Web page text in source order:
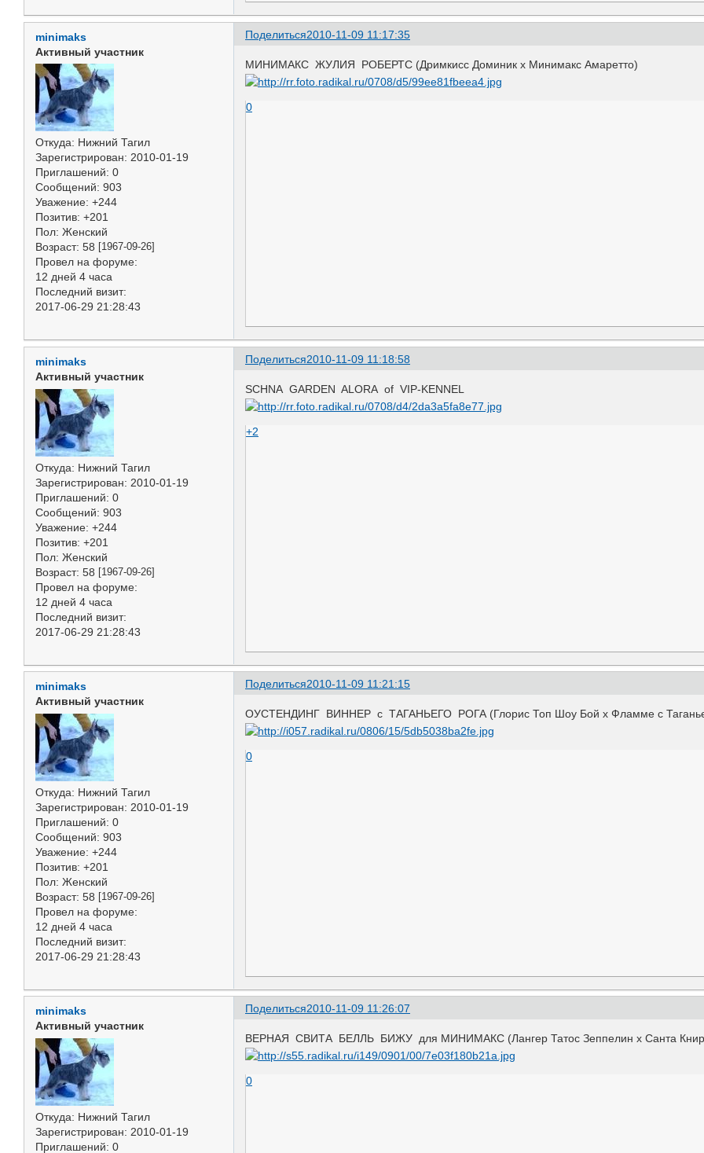
Поделиться2010-11-09 11:17:35
minimaks
Активный участник
Откуда: Нижний Тагил
Зарегистрирован: 2010-01-19
Приглашений: 0
Сообщений: 903
Уважение: +244
Позитив: +201
Пол: Женский
Возраст: 58 [1967-09-26]
Провел на форуме:
12 дней 4 часа
Последний визит:
2017-06-29 21:28:43
МИНИМАКС ЖУЛИЯ РОБЕРТС (Дримкисс Доминик х Минимакс Амаретто)
0
Поделиться2010-11-09 11:18:58
minimaks
Активный участник
Откуда: Нижний Тагил
Зарегистрирован: 2010-01-19
Приглашений: 0
Сообщений: 903
Уважение: +244
Позитив: +201
Пол: Женский
Возраст: 58 [1967-09-26]
Провел на форуме:
12 дней 4 часа
Последний визит:
2017-06-29 21:28:43
SCHNA GARDEN ALORA of VIP-KENNEL
+2
Поделиться2010-11-09 11:21:15
minimaks
Активный участник
Откуда: Нижний Тагил
Зарегистрирован: 2010-01-19
Приглашений: 0
Сообщений: 903
Уважение: +244
Позитив: +201
Пол: Женский
Возраст: 58 [1967-09-26]
Провел на форуме:
12 дней 4 часа
Последний визит:
2017-06-29 21:28:43
ОУСТЕНДИНГ ВИННЕР с ТАГАНЬЕГО РОГА (Глорис Топ Шоу Бой х Фламме с
0
Поделиться2010-11-09 11:26:07
minimaks
Активный участник
Откуда: Нижний Тагил
Зарегистрирован: 2010-01-19
Приглашений: 0
ВЕРНАЯ СВИТА БЕЛЛЬ БИЖУ для МИНИМАКС (Лангер Татос Зеппелин х Санта
0